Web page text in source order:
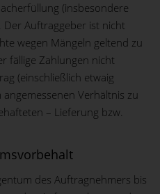
(insbesondere
Der Auftraggeber ist nicht
wegen Mängeln geltend zu
fällige Zahlungen nicht
(einschließlich etwaig
Verhältnis zu
– Lieferung bzw.
des Auftragnehmers bis